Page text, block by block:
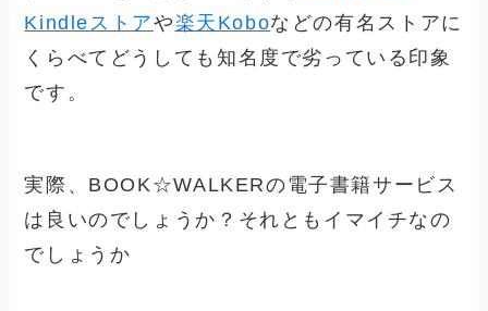
Kindleストアや楽天Koboなどの有名ストアに
くらべてどうしても知名度で劣っている印象
です。
実際、BOOK☆WALKERの電子書籍サービス
は良いのでしょうか？それともイマイチなの
でしょうか